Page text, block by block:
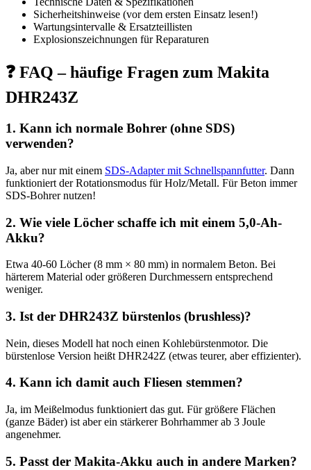
Sicherheitshinweise (vor dem ersten Einsatz lesen!)
Wartungsintervalle & Ersatzteillisten
Explosionszeichnungen für Reparaturen
❓ FAQ – häufige Fragen zum Makita
DHR243Z
1. Kann ich normale Bohrer (ohne SDS)
verwenden?
Ja, aber nur mit einem SDS-Adapter mit Schnellspannfutter. Dann
funktioniert der Rotationsmodus für Holz/Metall. Für Beton immer
SDS-Bohrer nutzen!
2. Wie viele Löcher schaffe ich mit einem 5,0-Ah-
Akku?
Etwa 40-60 Löcher (8 mm × 80 mm) in normalem Beton. Bei
härterem Material oder größeren Durchmessern entsprechend
weniger.
3. Ist der DHR243Z bürstenlos (brushless)?
Nein, dieses Modell hat noch einen Kohlebürstenmotor. Die
bürstenlose Version heißt DHR242Z (etwas teurer, aber effizienter).
4. Kann ich damit auch Fliesen stemmen?
Ja, im Meißelmodus funktioniert das gut. Für größere Flächen
(ganze Bäder) ist aber ein stärkerer Bohrhammer ab 3 Joule
angenehmer.
5. Passt der Makita-Akku auch in andere Marken?